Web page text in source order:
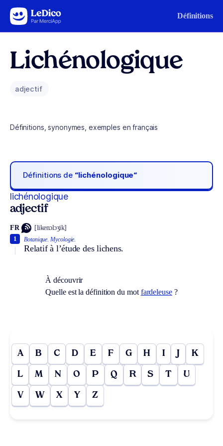
Aller au contenu Définitions
Lichénologique
adjectif
Définitions, synonymes, exemples en français
Définitions de “lichénologique“
lichénologique
adjectif
FR [likenɔlɔʒik]
Botanique. Mycologie.
Relatif à l’étude des lichens.
1
À découvrir
Quelle est la définition du mot fardeleuse?
A B C D E F G H I J K
L M N O P Q R S T U
V W X Y Z